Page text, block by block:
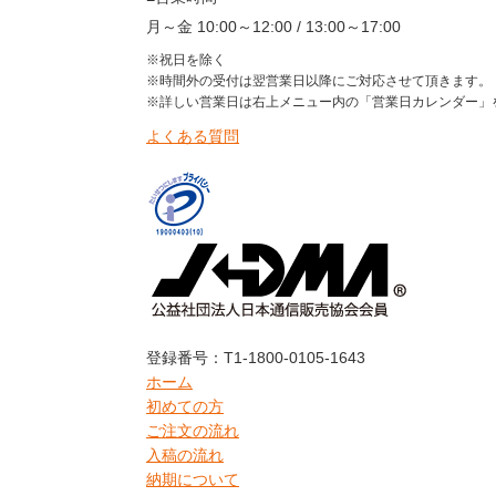
月～金 10:00～12:00 / 13:00～17:00
※祝日を除く
※時間外の受付は翌営業日以降にご対応させて頂きます。
※詳しい営業日は右上メニュー内の「営業日カレンダー」
よくある質問
登録番号：T1-1800-0105-1643
ホーム
初めての方
ご注文の流れ
入稿の流れ
納期について